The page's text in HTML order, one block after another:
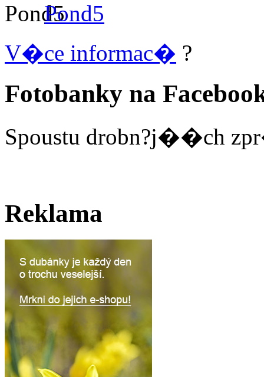
Pond5
V�ce informac� ?
Fotobanky na
Spoustu drobn?j��ch
Reklama